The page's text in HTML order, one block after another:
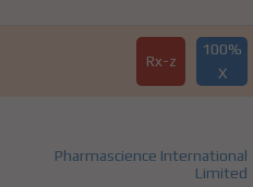
Rx-z
100%
X
Pharmascience International
Limited